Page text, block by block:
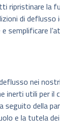
ripristinare la
di deflusso
semplificare
nei
utili per il
della
e la tutela